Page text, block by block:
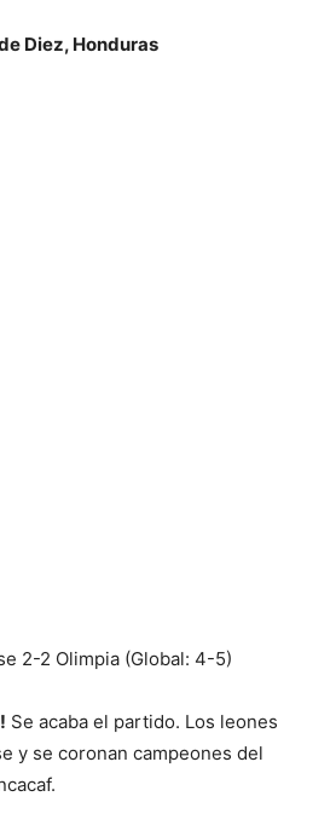
Diez, Honduras
2-2 Olimpia (Global: 4-5)
Se acaba el partido. Los leones
y se coronan campeones del